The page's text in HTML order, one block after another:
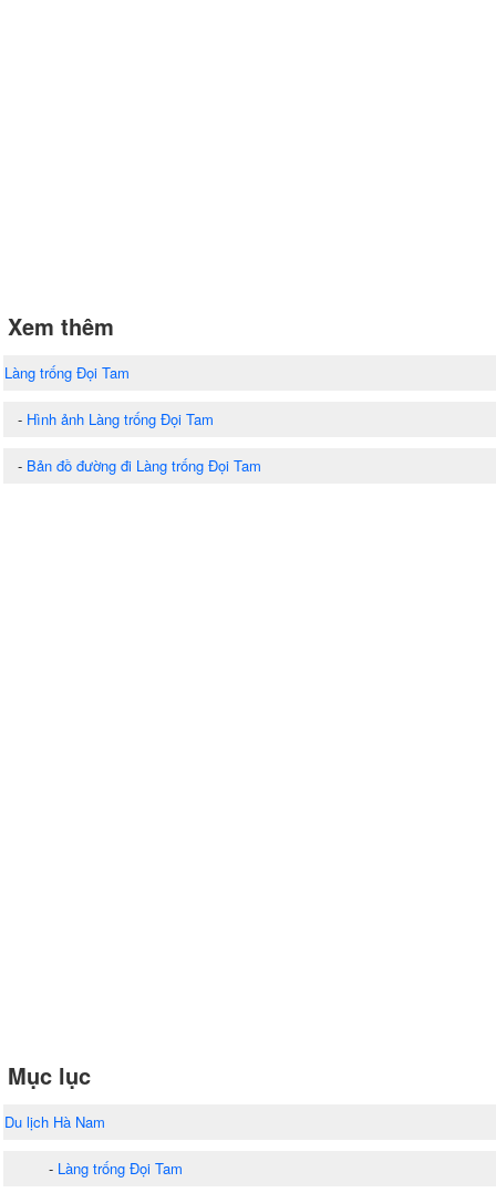
Xem thêm
Làng trống Đọi Tam
- Hình ảnh Làng trống Đọi Tam
- Bản đồ đường đi Làng trống Đọi Tam
Mục lục
Du lịch Hà Nam
- Làng trống Đọi Tam